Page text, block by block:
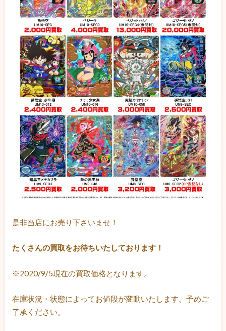
是非当店にお売り下さいませ！
たくさんの買取をお待ちいたしております！
※2020/9/5現在の買取価格となります。
在庫状況・状態によってお値段が変動いたします。予めご
了承ください。